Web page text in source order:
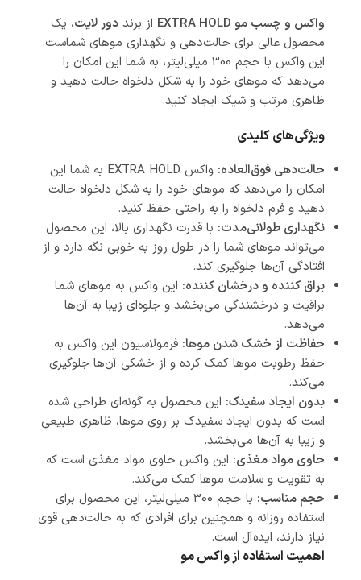
واکس و چسب مو EXTRA HOLD از برند دور لایت، یک
محصول عالی برای حالت‌دهی و نگهداری موهای شماست.
این واکس با حجم 300 میلی‌لیتر، به شما این امکان را
می‌دهد که موهای خود را به شکل دلخواه حالت دهید و
ظاهری مرتب و شیک ایجاد کنید.
ویژگی‌های کلیدی
حالت‌دهی فوق‌العاده:
واکس EXTRA HOLD به شما این
امکان را می‌دهد که موهای خود را به شکل دلخواه حالت
دهید و فرم دلخواه را به راحتی حفظ کنید.
نگهداری طولانی‌مدت: با قدرت نگهداری بالا، این محصول
می‌تواند موهای شما را در طول روز به خوبی نگه دارد و از
افتادگی آن‌ها جلوگیری کند.
براق کننده و درخشان کننده: این واکس به موهای شما
براقیت و درخشندگی می‌بخشد و جلوه‌ای زیبا به آن‌ها
می‌دهد.
حفاظت از خشک شدن موها: فرمولاسیون این واکس به
حفظ رطوبت موها کمک کرده و از خشکی آن‌ها جلوگیری
می‌کند.
بدون ایجاد سفیدک: این محصول به گونه‌ای طراحی شده
است که بدون ایجاد سفیدک بر روی موها، ظاهری طبیعی
و زیبا به آن‌ها می‌بخشد.
حاوی مواد مغذی: این واکس حاوی مواد مغذی است که
به تقویت و سلامت موها کمک می‌کند.
حجم مناسب:
با حجم 300 میلی‌لیتر، این محصول برای
استفاده روزانه و همچنین برای افرادی که به حالت‌دهی قوی
نیاز دارند، ایده‌آل است.
اهمیت استفاده از واکس مو